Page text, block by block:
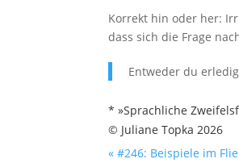
Korrekt hin oder her:
dass sich die Frage
Entweder du
* »Sprachliche
© Juliane Topka 2026
« #246: Beispiele im